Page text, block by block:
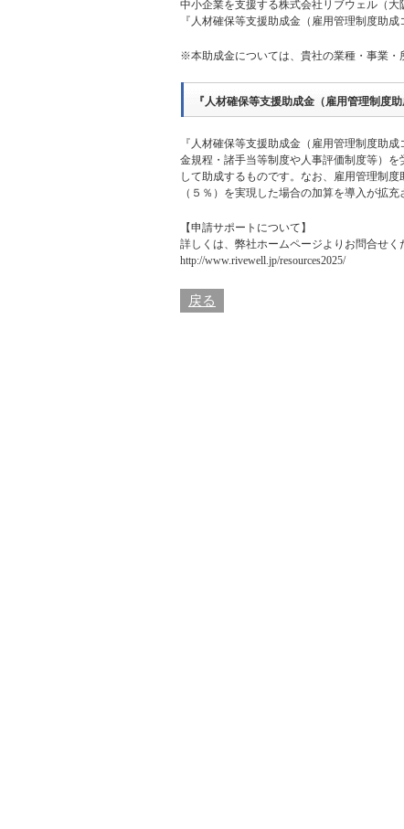
中小企業を支援する株式会社リブウェル（
『人材確保等支援助成金（雇用管理制度助
※本助成金については、貴社の業種・事業・
『人材確保等支援助成金（雇用管理制度
『人材確保等支援助成金（雇用管理制度助
金規程・諸手当等制度や人事評価制度等）
して助成するものです。なお、雇用管理制
（５％）を実現した場合の加算を導入が拡
【申請サポートについて】
詳しくは、 弊社ホームページよりお問合せく
http://www.rivewell.jp/resources2025/
戻る